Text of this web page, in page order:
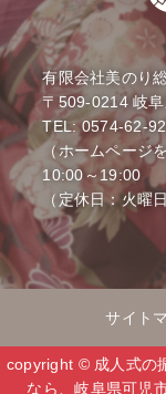
有限会社美のり
〒509-0214 岐
TEL: 0574-62-
（ホームページ
10:00～19:00
（定休日：火曜
サイト
copyright © 成人式の
なら、岐阜県可児